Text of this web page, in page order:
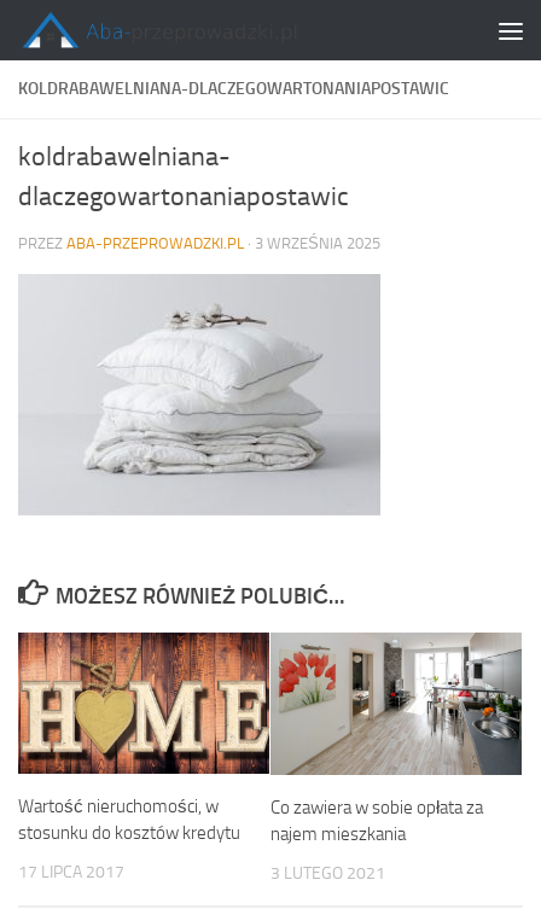
Skip to content
KOLDRABAWELNIANA-DLACZEGOWARTONANIAPOSTAWIC
koldrabawelniana-
dlaczegowartonaniapostawic
PRZEZ ABA-PRZEPROWADZKI.PL · 3 WRZEŚNIA 2025
MOŻESZ RÓWNIEŻ POLUBIĆ…
Wartość nieruchomości, w
stosunku do kosztów kredytu
17 LIPCA 2017
Co zawiera w sobie opłata za
najem mieszkania
3 LUTEGO 2021